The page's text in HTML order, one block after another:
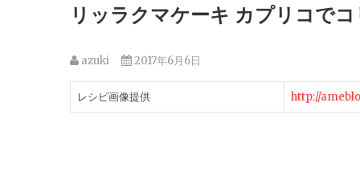
リッラクマケーキ カプリコで
azuki 2017年6月6日
レシピ画像提供 http://